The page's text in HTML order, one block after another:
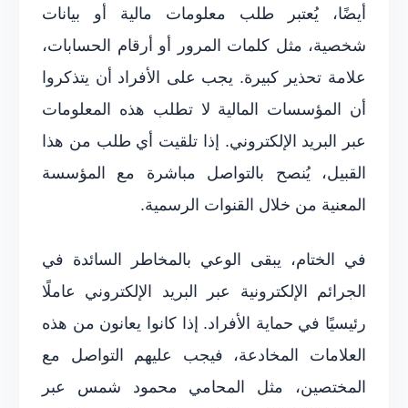
أيضًا، يُعتبر طلب معلومات مالية أو بيانات
شخصية، مثل كلمات المرور أو أرقام الحسابات،
علامة تحذير كبيرة. يجب على الأفراد أن يتذكروا
أن المؤسسات المالية لا تطلب هذه المعلومات
عبر البريد الإلكتروني. إذا تلقيت أي طلب من هذا
القبيل، يُنصح بالتواصل مباشرة مع المؤسسة
المعنية من خلال القنوات الرسمية.
في الختام، يبقى الوعي بالمخاطر السائدة في
الجرائم الإلكترونية عبر البريد الإلكتروني عاملًا
رئيسيًا في حماية الأفراد. إذا كانوا يعانون من هذه
العلامات المخادعة، فيجب عليهم التواصل مع
المختصين، مثل المحامي محمود شمس عبر